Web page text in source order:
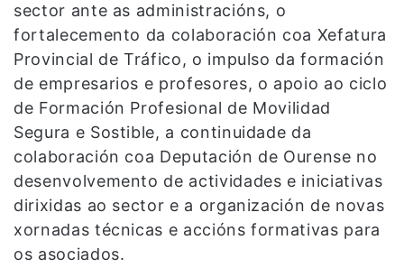
sector ante as administracións, o
fortalecemento da colaboración coa Xefatura
Provincial de Tráfico, o impulso da formación
de empresarios e profesores, o apoio ao ciclo
de Formación Profesional de Movilidad
Segura e Sostible, a continuidade da
colaboración coa Deputación de Ourense no
desenvolvemento de actividades e iniciativas
dirixidas ao sector e a organización de novas
xornadas técnicas e accións formativas para
os asociados.